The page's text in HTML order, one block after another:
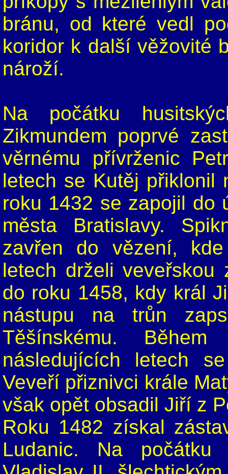
bránu, od které vedl
koridor k další věžovité
nároží.
Na počátku
Zikmundem poprvé
věrnému přívrženic
letech se Kutěj přiklonil
roku 1432 se zapojil do
města Bratislavy.
zavřen do vězení,
letech drželi veveřskou
do roku 1458, kdy král
nástupu na trůn
Těšínskému.
následujících letech
Veveří přiznivci krále
však opět obsadil Jiří z
Roku 1482 získal
Ludanic. Na